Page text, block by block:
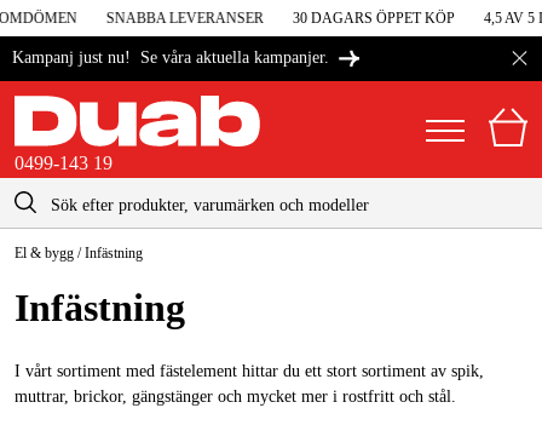
SNABBA LEVERANSER 30 DAGARS ÖPPET KÖP 4,5 AV 5 I
Kampanj just nu! Se våra aktuella kampanjer.
0499-143 19
Sverige
Danmark
Suomi
Norge
Maskiner & verktyg
Garage & verkstad
kontakt@duab.se
El & bygg /Infästning
Infästning
I vårt sortiment med fästelement hittar du ett stort sortiment av spik,
muttrar, brickor, gängstänger och mycket mer i rostfritt och stål.